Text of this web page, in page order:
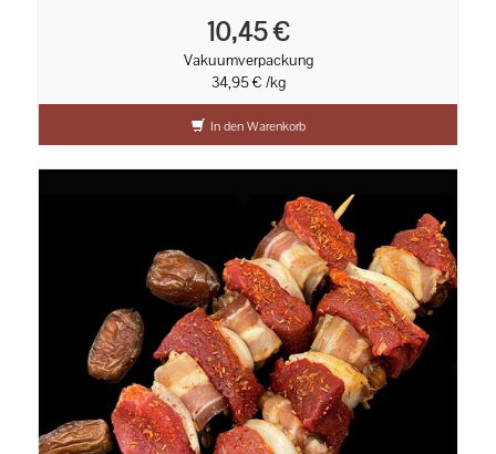
10,45 €
Vakuumverpackung
34,95 € /kg
In den Warenkorb